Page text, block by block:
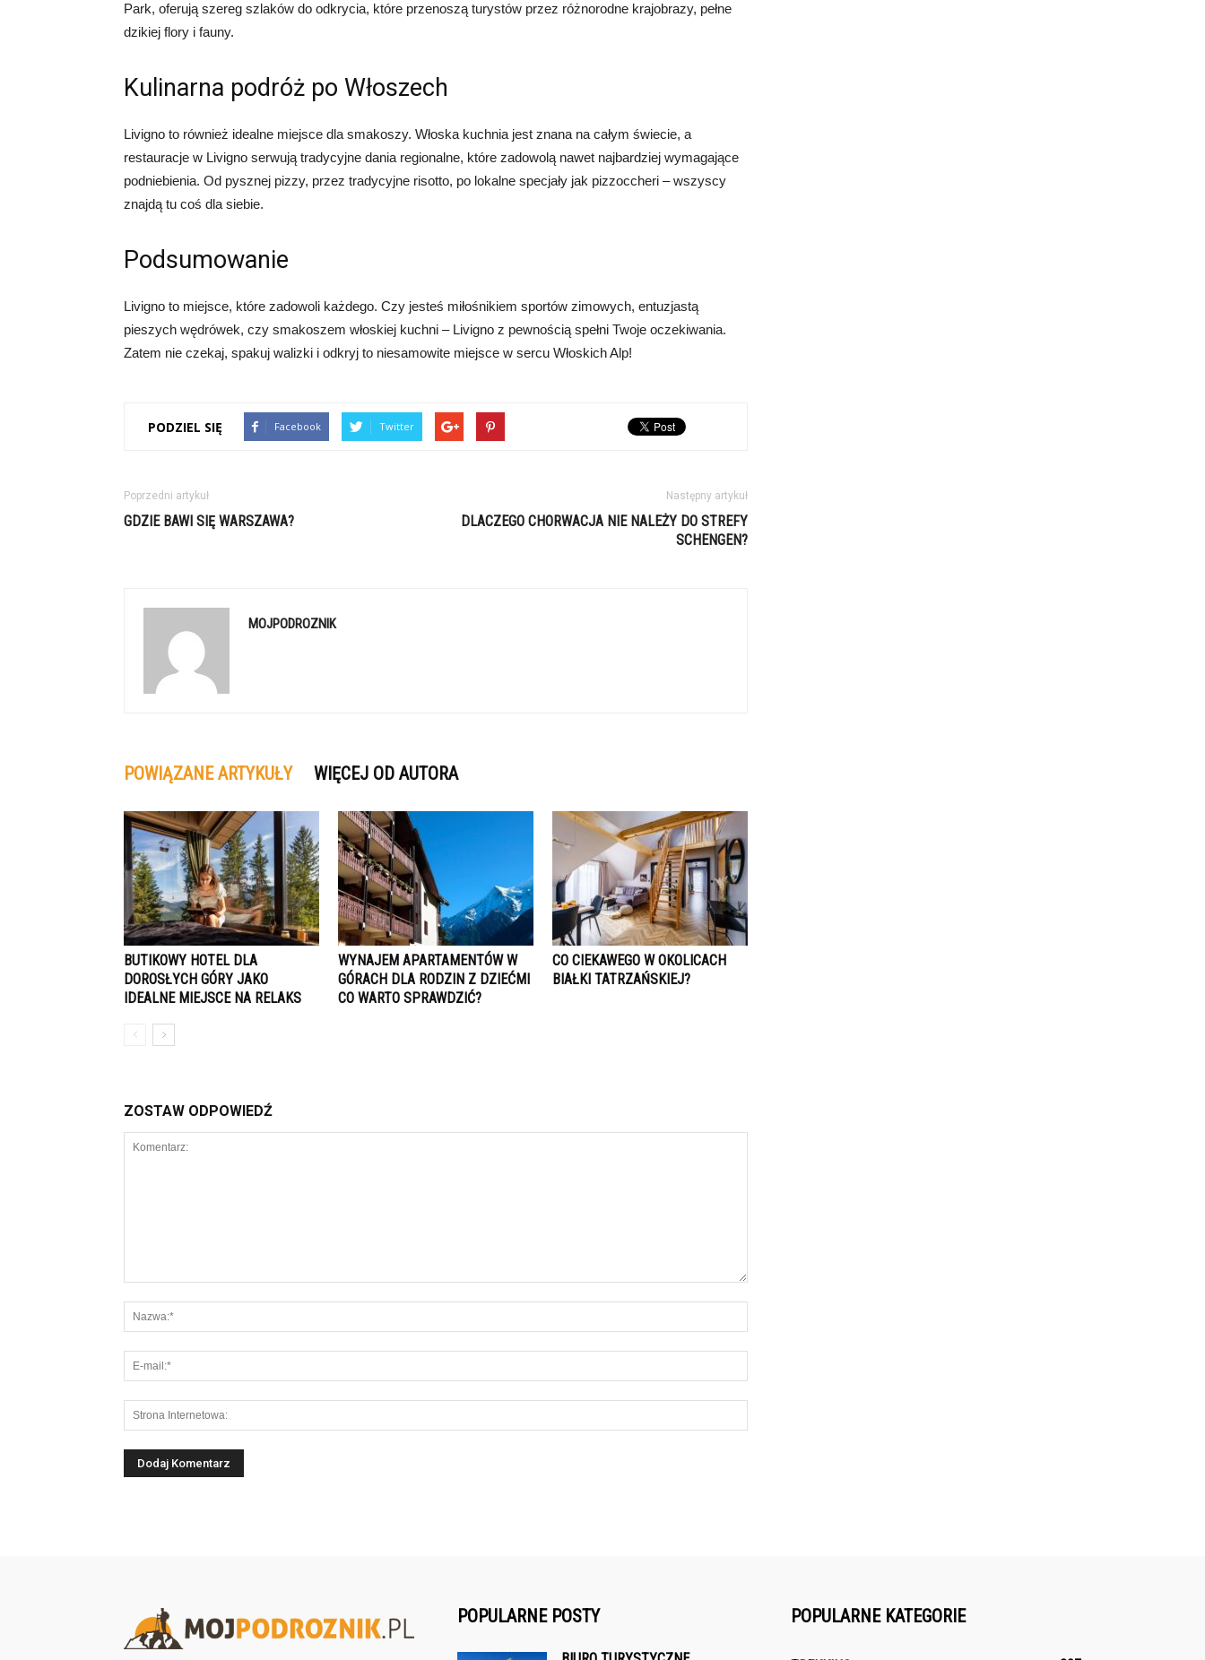
Park, oferują szereg szlaków do odkrycia, które przenoszą turystów przez różnorodne krajobrazy, pełne
dzikiej flory i fauny.
Kulinarna podróż po Włoszech
Livigno to również idealne miejsce dla smakoszy. Włoska kuchnia jest znana na całym świecie, a
restauracje w Livigno serwują tradycyjne dania regionalne, które zadowolą nawet najbardziej wymagające
podniebienia. Od pysznej pizzy, przez tradycyjne risotto, po lokalne specjały jak pizzoccheri – wszyscy
znajdą tu coś dla siebie.
Podsumowanie
Livigno to miejsce, które zadowoli każdego. Czy jesteś miłośnikiem sportów zimowych, entuzjastą
pieszych wędrówek, czy smakoszem włoskiej kuchni – Livigno z pewnością spełni Twoje oczekiwania.
Zatem nie czekaj, spakuj walizki i odkryj to niesamowite miejsce w sercu Włoskich Alp!
PODZIEL SIĘ Facebook Twitter
Poprzedni artykuł
GDZIE BAWI SIĘ WARSZAWA?
Następny artykuł
DLACZEGO CHORWACJA NIE NALEŻY DO STREFY
SCHENGEN?
MOJPODROZNIK
POWIĄZANE ARTYKUŁY WIĘCEJ OD AUTORA
BUTIKOWY HOTEL DLA
DOROSŁYCH GÓRY JAKO
IDEALNE MIEJSCE NA RELAKS
WYNAJEM APARTAMENTÓW W
GÓRACH DLA RODZIN Z DZIEĆMI
CO WARTO SPRAWDZIĆ?
CO CIEKAWEGO W OKOLICACH
BIAŁKI TATRZAŃSKIEJ?
ZOSTAW ODPOWIEDŹ
POPULARNE POSTY POPULARNE KATEGORIE